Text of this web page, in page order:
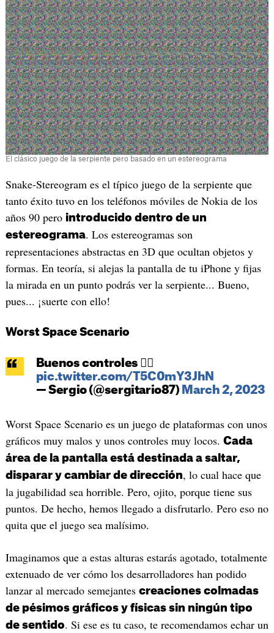
El clásico juego de la serpiente pero basado en un estereograma
Snake-Stereogram es el típico juego de la serpiente que
tanto éxito tuvo en los teléfonos móviles de Nokia de los
años 90 pero introducido dentro de un
estereograma. Los estereogramas son
representaciones abstractas en 3D que ocultan objetos y
formas. En teoría, si alejas la pantalla de tu iPhone y fijas
la mirada en un punto podrás ver la serpiente... Bueno,
pues... ¡suerte con ello!
Worst Space Scenario
Buenos controles 👍🏻
pic.twitter.com/T5C0mY3JhN
— Sergio (@sergitario87) March 2, 2023
Worst Space Scenario es un juego de plataformas con unos
gráficos muy malos y unos controles muy locos. Cada
área de la pantalla está destinada a saltar,
disparar y cambiar de dirección, lo cual hace que
la jugabilidad sea horrible. Pero, ojito, porque tiene sus
puntos. De hecho, hemos llegado a disfrutarlo. Pero eso no
quita que el juego sea malísimo.
Imaginamos que a estas alturas estarás agotado, totalmente
extenuado de ver cómo los desarrolladores han podido
lanzar al mercado semejantes creaciones colmadas
de pésimos gráficos y físicas sin ningún tipo
de sentido. Si ese es tu caso, te recomendamos echar un